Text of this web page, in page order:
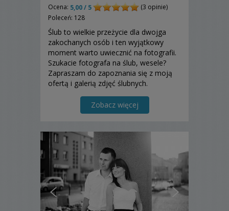
Ocena: 5,00 / 5
(3 opinie)
Poleceń: 128
Ślub to wielkie przeżycie dla dwojga
zakochanych osób i ten wyjątkowy
moment warto uwiecznić na fotografii.
Szukacie fotografa na ślub, wesele?
Zapraszam do zapoznania się z moją
ofertą i galerią zdjęć ślubnych.
Zobacz więcej